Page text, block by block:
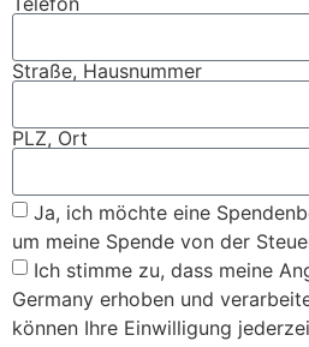
Straße, Hausnummer
PLZ, Ort
Ja, ich möchte eine
um meine Spende von der
Ich stimme zu, dass meine
Germany erhoben und
können Ihre Einwilligung